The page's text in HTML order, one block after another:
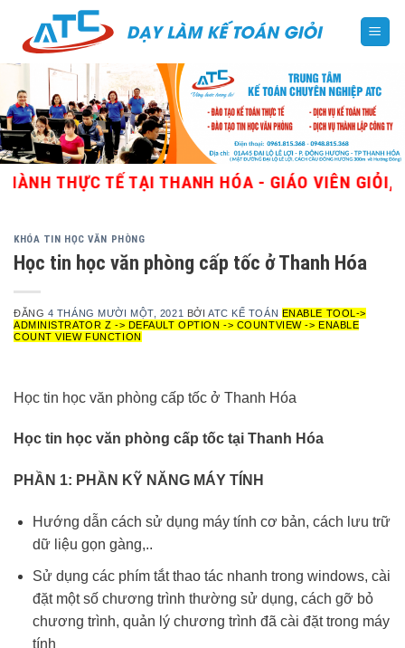
content
TẾ TẠI THANH HÓA - GIÁO VIÊN GIỎI, NHIỀU
KHÓA TIN HỌC VĂN PHÒNG
Học tin học văn phòng cấp tốc ở Thanh Hóa
ĐĂNG 4 THÁNG MƯỜI MỘT, 2021 BỞI ATC KẾ TOÁN ENABLE TOOL->
ADMINISTRATOR Z -> DEFAULT OPTION -> COUNTVIEW -> ENABLE
COUNT VIEW FUNCTION
Học tin học văn phòng cấp tốc ở Thanh Hóa
Học tin học văn phòng cấp tốc tại Thanh Hóa
PHẦN 1: PHẦN KỸ NĂNG MÁY TÍNH
Hướng dẫn cách sử dụng máy tính cơ bản, cách lưu trữ
dữ liệu gọn gàng,..
Sử dụng các phím tắt thao tác nhanh trong windows, cài
đặt một số chương trình thường sử dụng, cách gỡ bỏ
chương trình, quản lý chương trình đã cài đặt trong máy
tính